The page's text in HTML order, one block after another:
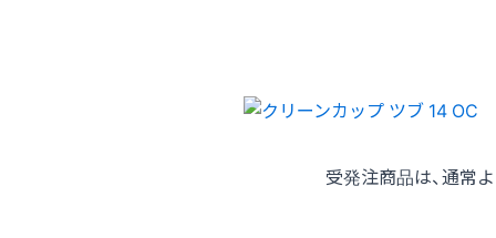
受発注商品は、通常